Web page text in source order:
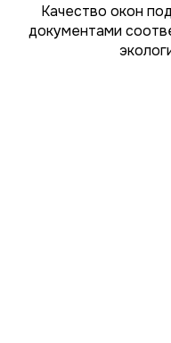
Качество окон
документами